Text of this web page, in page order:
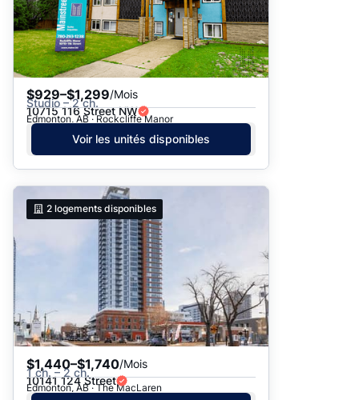
$929–$1,299/Mois
Studio – 2 ch.
10715 116 Street NW
Edmonton, AB · Rockcliffe Manor
Voir les unités disponibles
2 logements disponibles
$1,440–$1,740/Mois
1 ch. – 2 ch.
10141 124 Street
Edmonton, AB · The MacLaren